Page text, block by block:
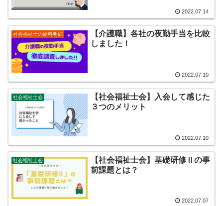
2022.07.14
社会福祉士の給料明細
【介護職】各社の夜勤手当を比較
しました！
2022.07.10
社会福祉士会
【社会福祉士会】入会して感じた
３つのメリット
2022.07.10
社会福祉士会
【社会福祉士会】基礎研修Ⅱの事
前課題とは？
2022.07.07